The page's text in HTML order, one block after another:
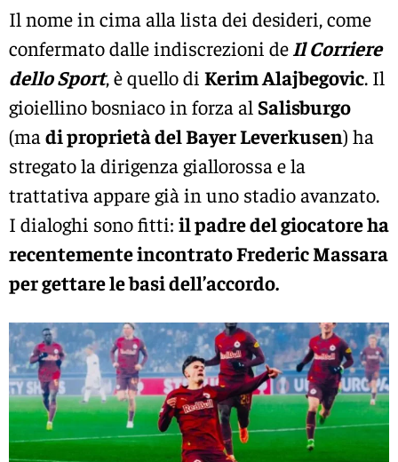
Il nome in cima alla lista dei desideri, come
confermato dalle indiscrezioni deIl Corriere
dello Sport, è quello di Kerim Alajbegovic. Il
gioiellino bosniaco in forza al Salisburgo
(ma di proprietà del Bayer Leverkusen) ha
stregato la dirigenza giallorossa e la
trattativa appare già in uno stadio avanzato.
I dialoghi sono fitti: il padre del giocatore ha
recentemente incontrato Frederic Massara
per gettare le basi dell’accordo.